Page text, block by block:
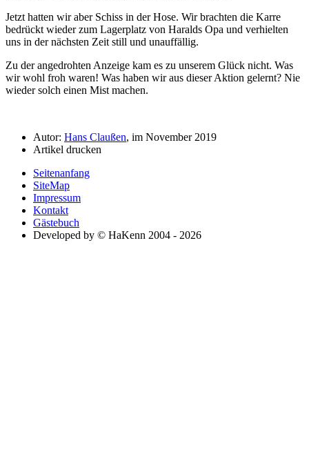
Jetzt hatten wir aber Schiss in der Hose. Wir brachten die Karre
bedrückt wieder zum Lagerplatz von Haralds Opa und verhielten
uns in der nächsten Zeit still und unauffällig.
Zu der angedrohten Anzeige kam es zu unserem Glück nicht. Was
wir wohl froh waren! Was haben wir aus dieser Aktion gelernt? Nie
wieder solch einen Mist machen.
Autor: Hans Claußen, im November 2019
Artikel drucken
Seitenanfang
SiteMap
Impressum
Kontakt
Gästebuch
Developed by © HaKenn 2004 - 2026